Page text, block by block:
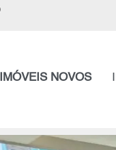
IMÓVEIS NOVOS